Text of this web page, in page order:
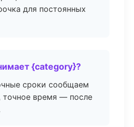
для постоянных
{category}?
сроки сообщаем
точное время — после